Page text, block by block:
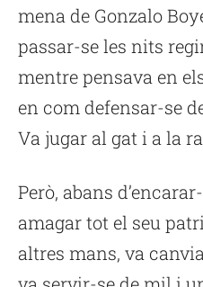
mena de Gonzalo
passar-se les nits
mentre pensava en
en com defensar-se
Va jugar al gat i a la
Però, abans
amagar tot el seu
altres mans, va